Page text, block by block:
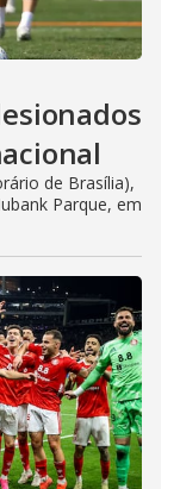
de Brasília),
Parque, em